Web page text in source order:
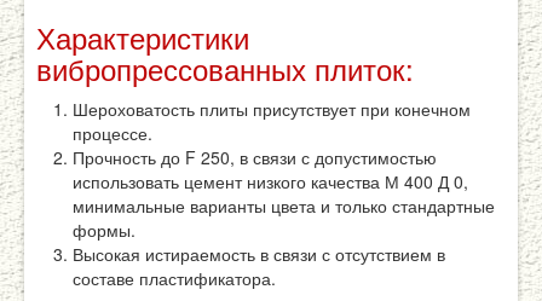
Характеристики
вибропрессованных плиток:
Шероховатость плиты присутствует при конечном
процессе.
Прочность до F 250, в связи с допустимостью
использовать цемент низкого качества М 400 Д 0,
минимальные варианты цвета и только стандартные
формы.
Высокая истираемость в связи с отсутствием в
составе пластификатора.